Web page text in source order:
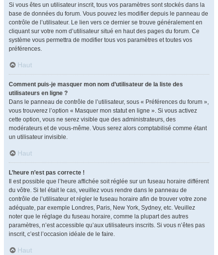
Si vous êtes un utilisateur inscrit, tous vos paramètres sont stockés dans la
base de données du forum. Vous pouvez les modifier depuis le panneau de
contrôle de l’utilisateur. Le lien vers ce dernier se trouve généralement en
cliquant sur votre nom d’utilisateur situé en haut des pages du forum. Ce
système vous permettra de modifier tous vos paramètres et toutes vos
préférences.
Haut
Comment puis-je masquer mon nom d’utilisateur de la liste des
utilisateurs en ligne ?
Dans le panneau de contrôle de l’utilisateur, sous « Préférences du forum »,
vous trouverez l’option « Masquer mon statut en ligne ». Si vous activez
cette option, vous ne serez visible que des administrateurs, des
modérateurs et de vous-même. Vous serez alors comptabilisé comme étant
un utilisateur invisible.
Haut
L’heure n’est pas correcte !
Il est possible que l’heure affichée soit réglée sur un fuseau horaire différent
du vôtre. Si tel était le cas, veuillez vous rendre dans le panneau de
contrôle de l’utilisateur et régler le fuseau horaire afin de trouver votre zone
adéquate, par exemple Londres, Paris, New York, Sydney, etc. Veuillez
noter que le réglage du fuseau horaire, comme la plupart des autres
paramètres, n’est accessible qu’aux utilisateurs inscrits. Si vous n’êtes pas
inscrit, c’est l’occasion idéale de le faire.
Haut